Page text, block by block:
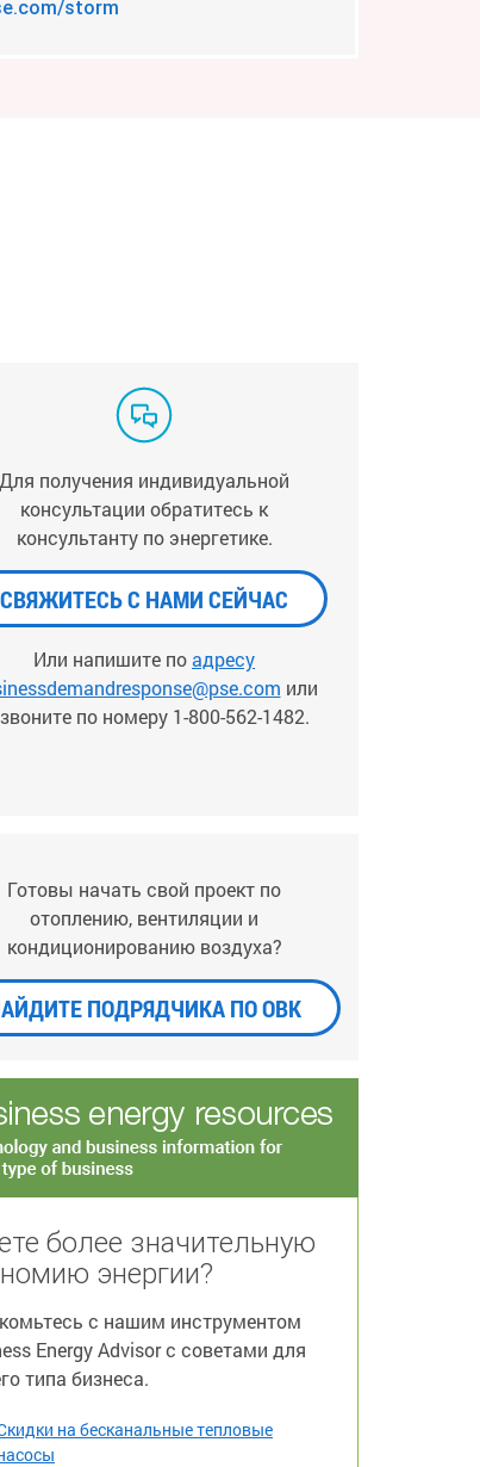
storm
Для получения индивидуальной
консультации обратитесь к
консультанту по энергетике.
СВЯЖИТЕСЬ С НАМИ СЕЙЧАС
Или напишите поадресу
или
по номеру 1-800-562-1482.
Готовы начать свой проект по
отоплению, вентиляции и
кондиционированию воздуха?
ПОДРЯДЧИКА ПО ОВК
более значительную
энергии?
с нашим инструментом
Energy Advisor с советами для
типа бизнеса.
на бесканальные тепловые